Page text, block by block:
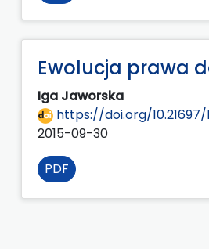
Ewolucja prawa
Iga Jaworska
https://doi.org/10.21697/
2015-09-30
PDF